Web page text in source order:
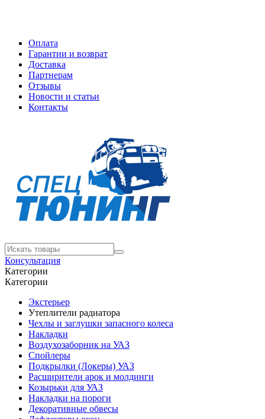
Оплата
Гарантии и возврат
Доставка
Партнерам
Отзывы
Новости и статьи
Контакты
Консультация
Категории
Категории
Экстерьер
Утеплители радиатора
Чехлы и заглушки запасного колеса
Накладки
Воздухозаборник на УАЗ
Спойлеры
Подкрылки (Локеры) УАЗ
Расширители арок и молдинги
Козырьки для УАЗ
Накладки на пороги
Декоративные обвесы